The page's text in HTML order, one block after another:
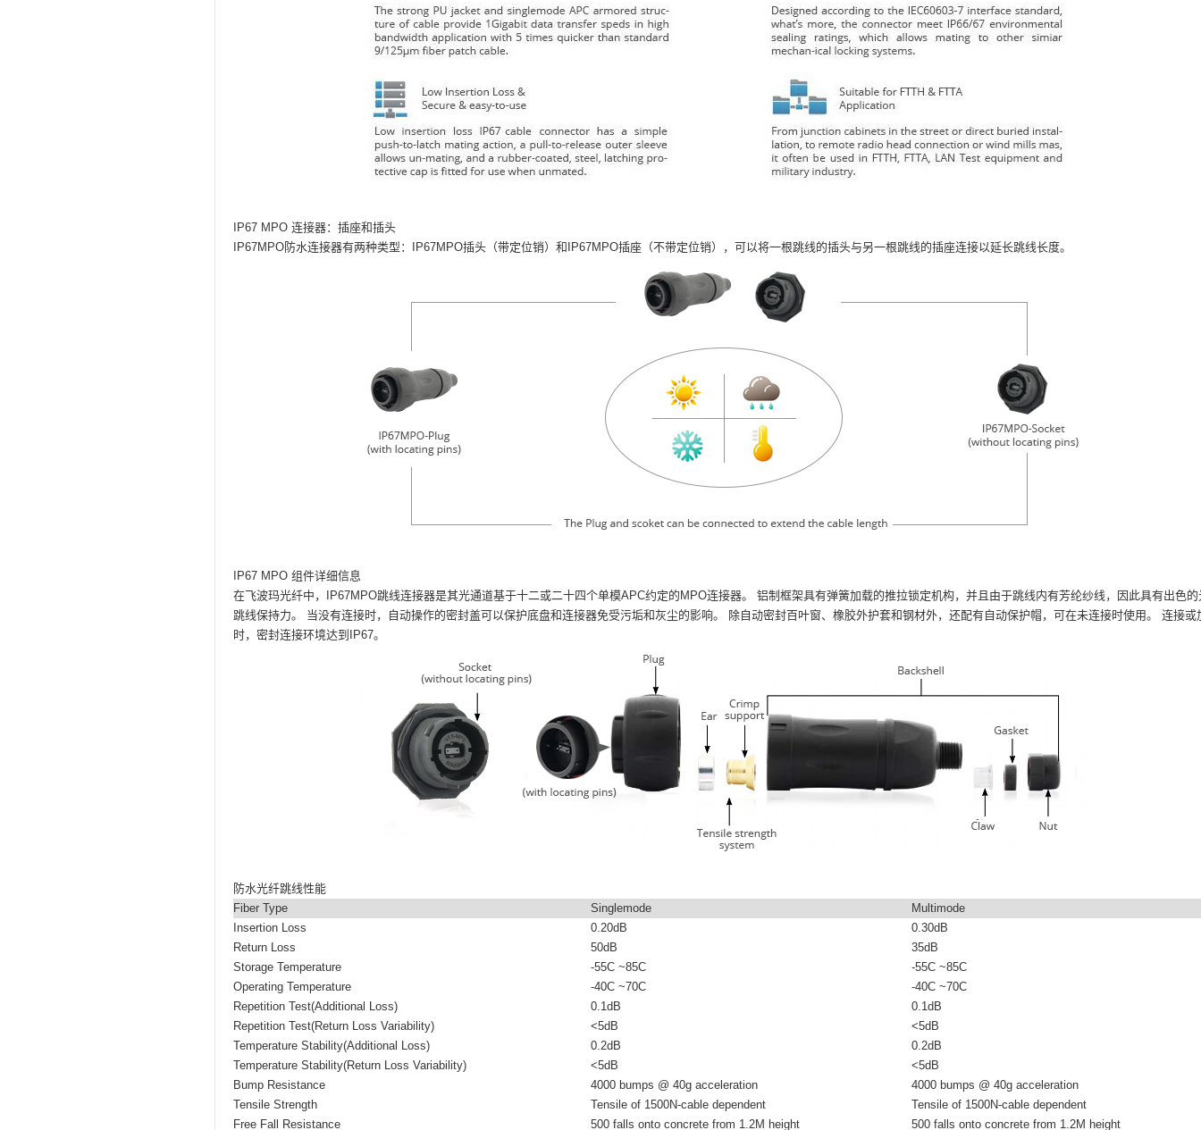
IP67 MPO 连接器：插座和插头
IP67MPO防水连接器有两种类型：IP67MPO插头（带定位销）和IP67MPO插座（不带定位销），可以将一根跳线的插头与另一根跳线的插座连接以延长跳线长度。
IP67 MPO 组件详细信息
在飞波玛光纤中，IP67MPO跳线连接器是其光通道基于十二或二十四个单模APC约定的MPO连接器。
铝制框架具有弹簧加载的推拉锁定机构，并且由于跳线内有芳纶纱线，因此具有出色的
跳线保持力。
当没有连接时，自动操作的密封盖可以保护底盘和连接器免受污垢和灰尘的影响。 除自动密封百叶窗、橡胶外护套和钢材外，还配有自动保护帽，可在未连接时使用。
连接或
时，密封连接环境达到IP67。
防水光纤跳线性能
Fiber Type
Singlemode
Multimode
Insertion Loss
0.20dB
0.30dB
Return Loss
50dB
35dB
Storage Temperature
-55C ~85C
-55C ~85C
Operating Temperature
-40C ~70C
-40C ~70C
Repetition Test(Additional Loss)
0.1dB
0.1dB
Repetition Test(Return Loss Variability)
<5dB
<5dB
Temperature Stability(Additional Loss)
0.2dB
0.2dB
Temperature Stability(Return Loss Variability)
<5dB
<5dB
Bump Resistance
4000 bumps @ 40g acceleration
4000 bumps @ 40g acceleration
Tensile Strength
Tensile of 1500N-cable dependent
Tensile of 1500N-cable dependent
Free Fall Resistance
500 falls onto concrete from 1.2M height 500 falls onto concrete from 1.2M height